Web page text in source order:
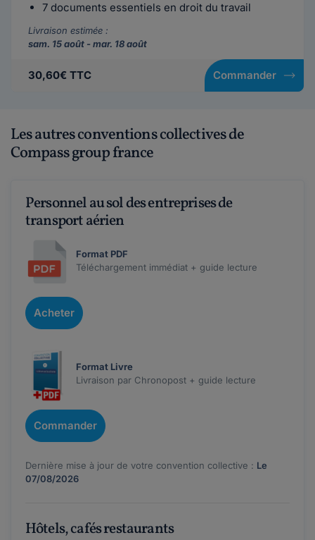
7 documents essentiels en droit du travail
Livraison estimée :
sam. 15 août - mar. 18 août
30,60€ TTC Commander
Les autres conventions collectives de
Compass group france
Personnel au sol des entreprises de
transport aérien
Format PDF
Téléchargement immédiat + guide lecture
Acheter
Format Livre
Livraison par Chronopost + guide lecture
Commander
Dernière mise à jour de votre convention collective : Le
07/08/2026
Hôtels, cafés restaurants